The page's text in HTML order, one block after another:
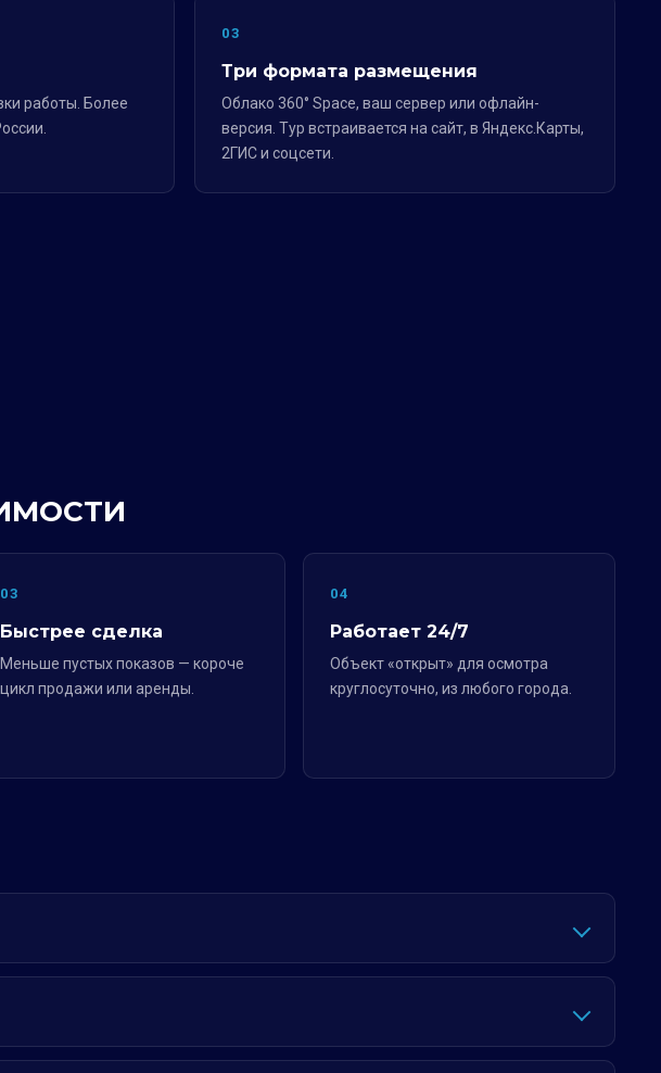
работы. Более
03
Три формата размещения
Облако 360° Space, ваш сервер или офлайн-
версия. Тур встраивается на сайт, в Яндекс.Карты,
2ГИС и соцсети.
03
Быстрее сделка
Меньше пустых показов — короче
цикл продажи или аренды.
04
Работает 24/7
Объект «открыт» для осмотра
круглосуточно, из любого города.